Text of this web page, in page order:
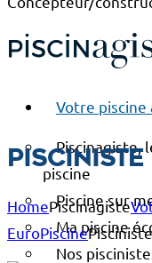
Votre piscine
Piscinagiste,
piscine
Piscine sur
Ma piscine
Nos
Pisciniste
HomePiscinagiste
EuroPiscine